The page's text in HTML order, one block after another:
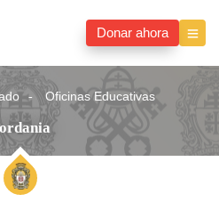
Donar ahora
Oficinas Educativas